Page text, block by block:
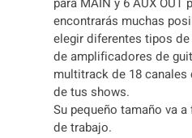
encontrarás muchas
elegir diferentes tipos
de amplificadores de
multitrack de 18
de tus shows.
Su pequeño tamaño va
de trabajo.